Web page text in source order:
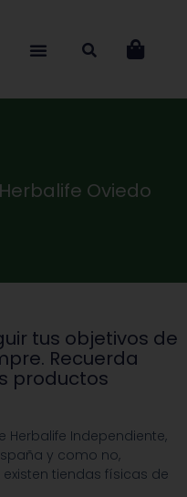
Oviedo
tus objetivos de
Recuerda
productos
Herbalife Independiente,
y como no,
tiendas físicas de